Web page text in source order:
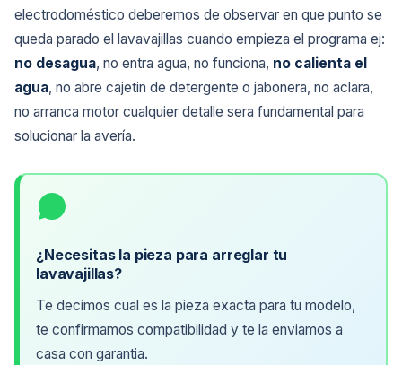
electrodoméstico deberemos de observar en que punto se
queda parado el lavavajillas cuando empieza el programa ej:
no desagua, no entra agua, no funciona, no calienta el
agua, no abre cajetin de detergente o jabonera, no aclara,
no arranca motor cualquier detalle sera fundamental para
solucionar la avería.
¿Necesitas la pieza para arreglar tu
lavavajillas?
Te decimos cual es la pieza exacta para tu modelo,
te confirmamos compatibilidad y te la enviamos a
casa con garantia.